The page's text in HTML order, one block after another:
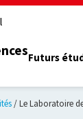
Futurs
Le Laboratoire